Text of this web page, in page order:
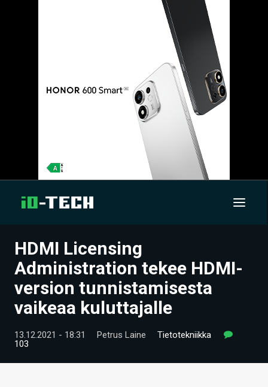
UUTISET
ARTIKKELIT
VIDEOT
TECHBBS
HDMI Licensing
Administration tekee HDMI-
version tunnistamisesta
vaikeaa kuluttajalle
13.12.2021 - 18:31 Petrus Laine
Tietotekniikka
103